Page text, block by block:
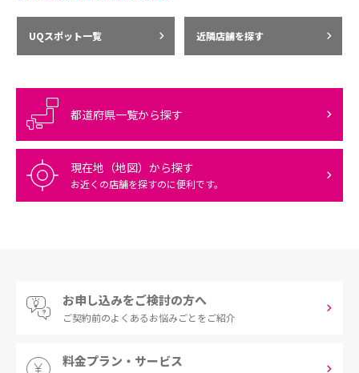
UQスポット一覧 近隣店舗を探す
都道府県一覧から探す
現在地（地図）から探す
お近くの店舗を探すのに便利です。
お申し込みをご検討の方へ
ご契約前のよくあるお悩みごとをご紹介
料金プラン・サービス